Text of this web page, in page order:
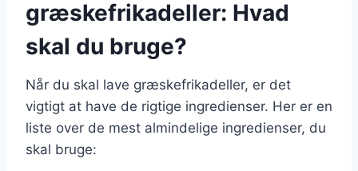
græskefrikadeller: Hvad
skal du bruge?
Når du skal lave græskefrikadeller, er det
vigtigt at have de rigtige ingredienser. Her er en
liste over de mest almindelige ingredienser, du
skal bruge: